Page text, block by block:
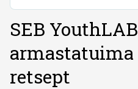
SEB
retsept